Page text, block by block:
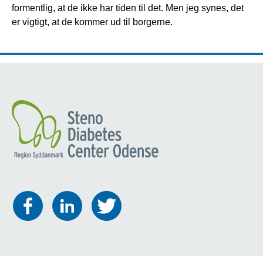
formentlig, at de ikke har tiden til det. Men jeg synes, det
er vigtigt, at de kommer ud til borgerne.